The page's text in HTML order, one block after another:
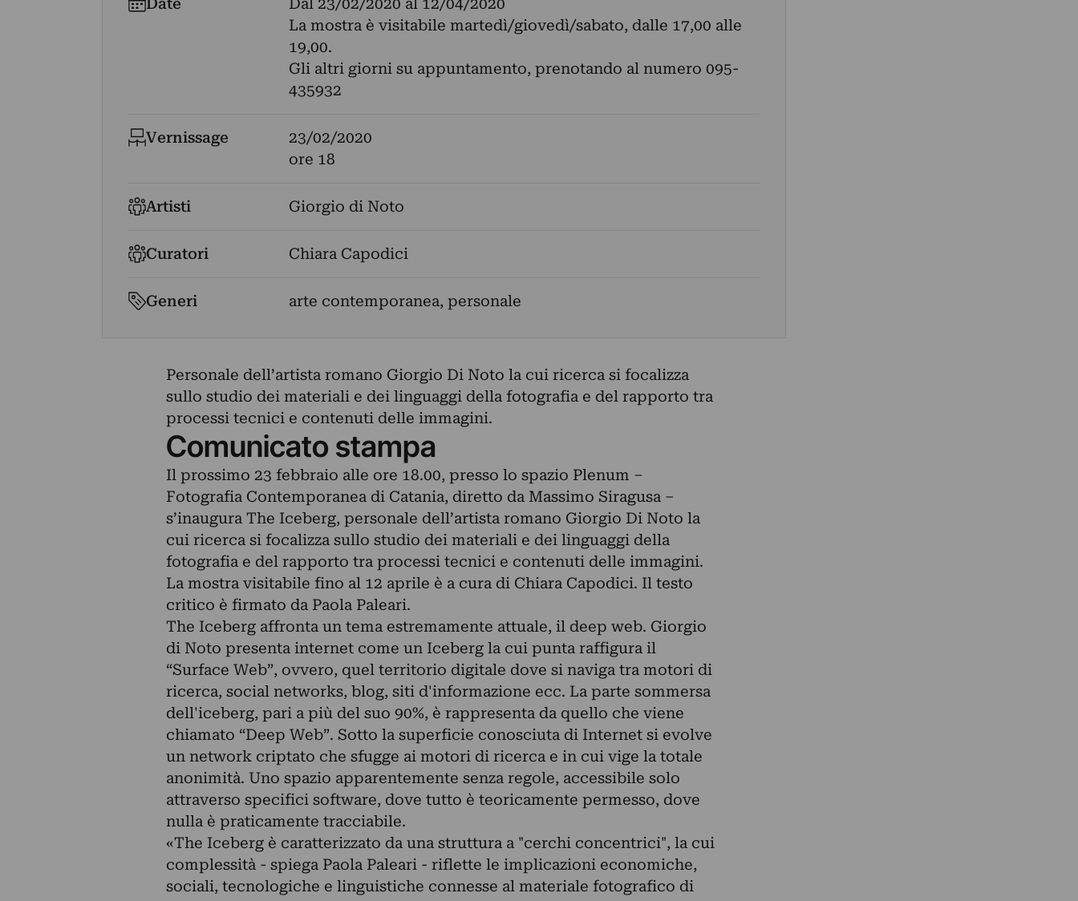
La mostra è visitabile martedì/giovedì/sabato, dalle 17,00 alle
19,00.
Gli altri giorni su appuntamento, prenotando al numero 095-
435932
Vernissage
23/02/2020
ore 18
Artisti Giorgio di Noto
Curatori Chiara Capodici
Generi arte contemporanea, personale
Personale dell’artista romano Giorgio Di Noto la cui ricerca si focalizza
sullo studio dei materiali e dei linguaggi della fotografia e del rapporto tra
processi tecnici e contenuti delle immagini.
Comunicato stampa
Il prossimo 23 febbraio alle ore 18.00, presso lo spazio Plenum –
Fotografia Contemporanea di Catania, diretto da Massimo Siragusa –
s’inaugura The Iceberg, personale dell’artista romano Giorgio Di Noto la
cui ricerca si focalizza sullo studio dei materiali e dei linguaggi della
fotografia e del rapporto tra processi tecnici e contenuti delle immagini.
La mostra visitabile fino al 12 aprile è a cura di Chiara Capodici. Il testo
critico è firmato da Paola Paleari.
The Iceberg affronta un tema estremamente attuale, il deep web. Giorgio
di Noto presenta internet come un Iceberg la cui punta raffigura il
“Surface Web”, ovvero, quel territorio digitale dove si naviga tra motori di
ricerca, social networks, blog, siti d'informazione ecc. La parte sommersa
dell'iceberg, pari a più del suo 90%, è rappresenta da quello che viene
chiamato “Deep Web”. Sotto la superficie conosciuta di Internet si evolve
un network criptato che sfugge ai motori di ricerca e in cui vige la totale
anonimità. Uno spazio apparentemente senza regole, accessibile solo
attraverso specifici software, dove tutto è teoricamente permesso, dove
nulla è praticamente tracciabile.
«The Iceberg è caratterizzato da una struttura a "cerchi concentrici", la cui
complessità - spiega Paola Paleari - riflette le implicazioni economiche,
sociali, tecnologiche e linguistiche connesse al materiale fotografico di